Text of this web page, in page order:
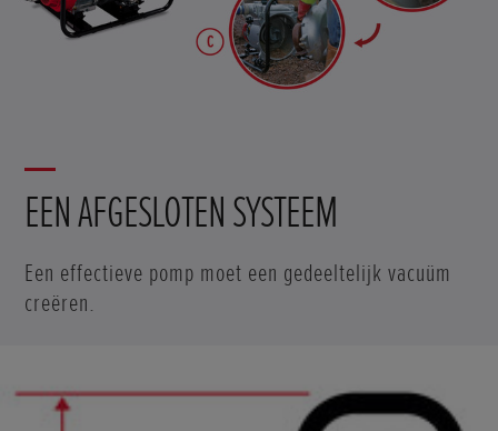
EEN AFGESLOTEN SYSTEEM
Een effectieve pomp moet een gedeeltelijk vacuüm
creëren.